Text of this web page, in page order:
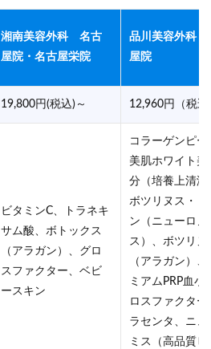
湘南美容外科 名古
屋院・名古屋栄院
品川美容外科
屋院
19,800円(税込)～ 12,960円（税込
ビタミンC、トラネキ
サム酸、ボトックス
（アラガン）、グロ
スファクター、ベビ
ースキン
コラーゲンピー
美肌ホワイト美
分（培養上清液
ボツリヌス・ト
ン（ニューロノ
ス）、ボツリヌ
（アラガン）
ミアムPRP血小
ロスファクター
ラセンタ、ニュ
ミス（高品質ヒ